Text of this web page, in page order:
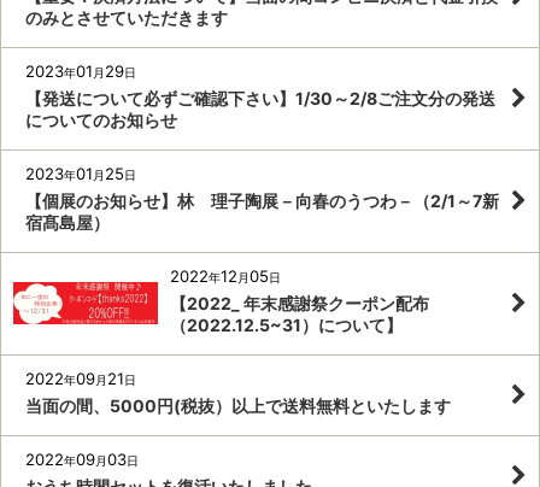
のみとさせていただきます
2023年01 月 29日
【発送について必ずご確認下さい】1/30～2/8ご注文分の発送
についてのお知らせ
2023年01 月 25日
【個展のお知らせ】林 理子陶展－向春のうつわ－（2/1～7新
宿髙島屋）
2022年12 月05日
【2022_ 年末感謝祭クーポン配布
（2022.12.5~31）について】
2022年09月 21日
当面の間、5000円(税抜）以上で送料無料といたします
2022年09月03日